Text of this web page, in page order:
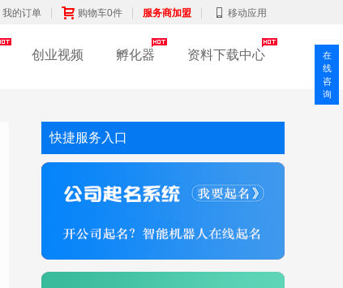
我的订单 购物车0件 服务商加盟 移动应用
创业视频 孵化器 资料下载中心
快捷服务入口
在
线
咨
询